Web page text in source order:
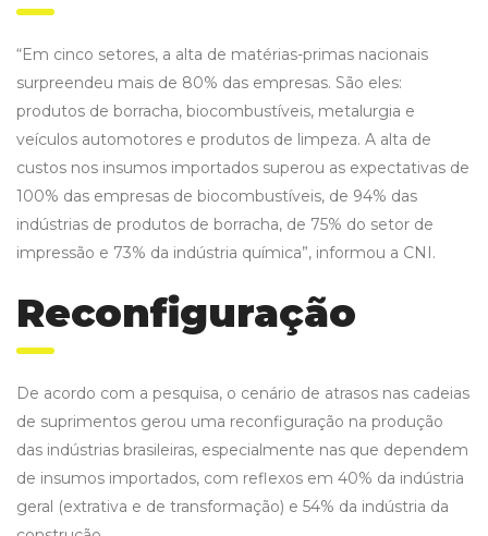
“Em cinco setores, a alta de matérias-primas nacionais
surpreendeu mais de 80% das empresas. São eles:
produtos de borracha, biocombustíveis, metalurgia e
veículos automotores e produtos de limpeza. A alta de
custos nos insumos importados superou as expectativas de
100% das empresas de biocombustíveis, de 94% das
indústrias de produtos de borracha, de 75% do setor de
impressão e 73% da indústria química”, informou a CNI.
Reconfiguração
De acordo com a pesquisa, o cenário de atrasos nas cadeias
de suprimentos gerou uma reconfiguração na produção
das indústrias brasileiras, especialmente nas que dependem
de insumos importados, com reflexos em 40% da indústria
geral (extrativa e de transformação) e 54% da indústria da